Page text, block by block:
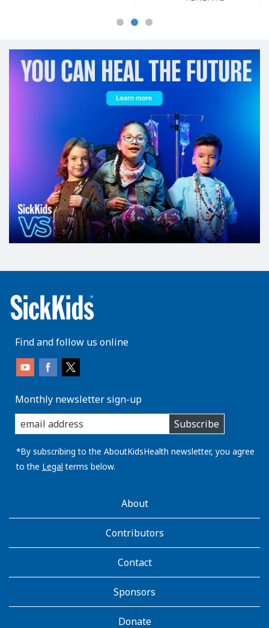
Find and follow us online
Monthly newsletter sign-up
enter
you
email
address:
Subscribe
*By subscribing to the AboutKidsHealth newsletter, you agree
to the Legal terms below.
AboutKidsHealthAbout
Contributors
Contact
Sponsors
Donate